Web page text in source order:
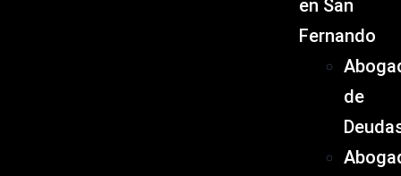
en San
Fernando
de